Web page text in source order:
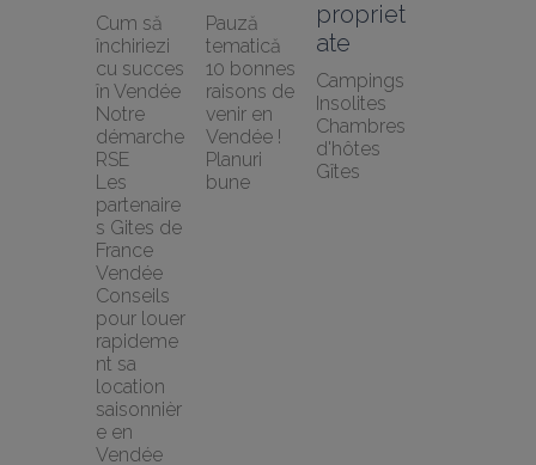
Cum să
închiriezi
cu succes
în Vendée
Notre
démarche
RSE
Les
partenaire
s Gites de
France
Vendée
Conseils
pour louer
rapideme
nt sa
location
saisonnièr
e en
Vendée
Pauză
tematică
10 bonnes
raisons de
venir en
Vendée !
Planuri
bune
propriet
ate
Campings
Insolites
Chambres
d'hôtes
Gîtes